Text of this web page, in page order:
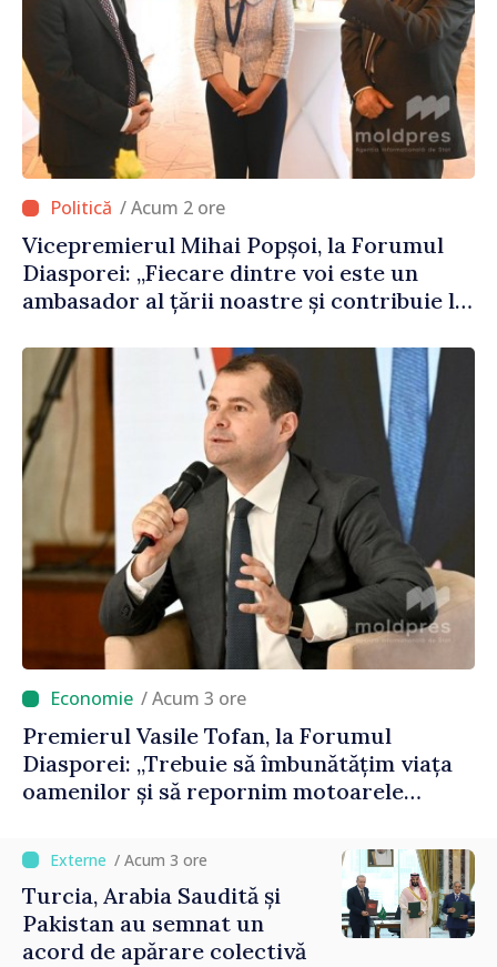
/ Acum 2 ore
Vicepremierul Mihai Popșoi, la Forumul
Diasporei: „Fiecare dintre voi este un
ambasador al țării noastre și contribuie la
/ Acum 3 ore
Premierul Vasile Tofan, la Forumul
Diasporei: „Trebuie să îmbunătățim viața
oamenilor și să repornim motoarele
/ Acum 3 ore
Turcia, Arabia Saudită și
Pakistan au semnat un
acord de apărare colectivă